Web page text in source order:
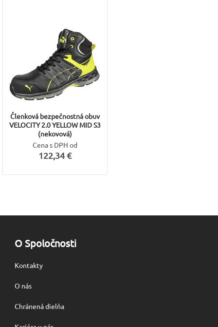
Členková bezpečnostná obuv
VELOCITY 2.0 YELLOW MID S3
(nekovová)
Cena s DPH od
122,34 €
O Spoločnosti
Kontakty
O nás
Chránená dielňa